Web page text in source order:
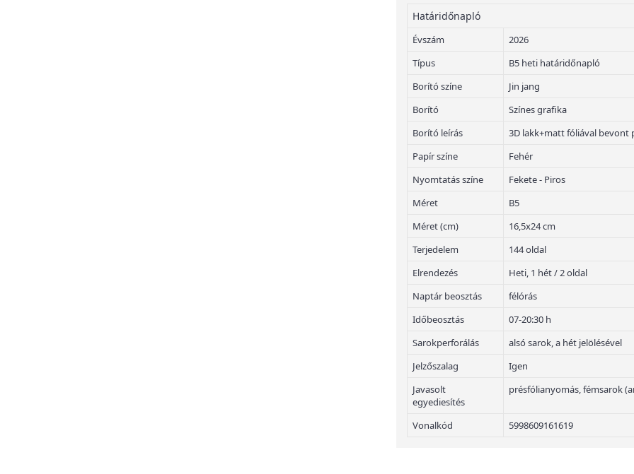
Határidőnapló
Évszám
2026
Típus
B5 heti határidőnapló
Borító színe
Jin jang
Borító
Színes grafika
Borító leírás
3D lakk+matt fóliával bevont
Papír színe
Fehér
Nyomtatás színe
Fekete - Piros
Méret
B5
Méret (cm)
16,5x24 cm
Terjedelem
144 oldal
Elrendezés
Heti, 1 hét / 2 oldal
Naptár beosztás
félórás
Időbeosztás
07-20:30 h
Sarokperforálás
alsó sarok, a hét jelölésével
Jelzőszalag
Igen
Javasolt
egyediesítés
présfólianyomás, fémsarok
Vonalkód 5998609161619